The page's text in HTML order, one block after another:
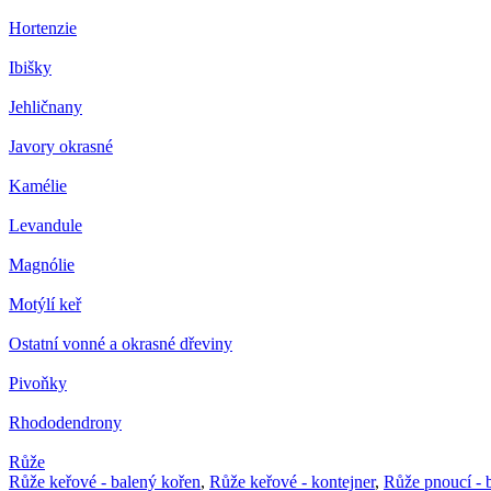
Hortenzie
Ibišky
Jehličnany
Javory okrasné
Kamélie
Levandule
Magnólie
Motýlí keř
Ostatní vonné a okrasné dřeviny
Pivoňky
Rhododendrony
Růže
Růže keřové - balený kořen, Růže keřové - kontejner, Růže pnoucí -